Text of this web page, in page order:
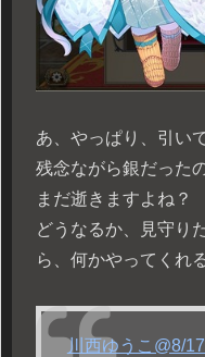
あ、やっぱり、引い
残念ながら銀だっ
まだ逝きますよね？
どうなるか、見守り
ら、何かやってくれ
川西ゆうこ@8/